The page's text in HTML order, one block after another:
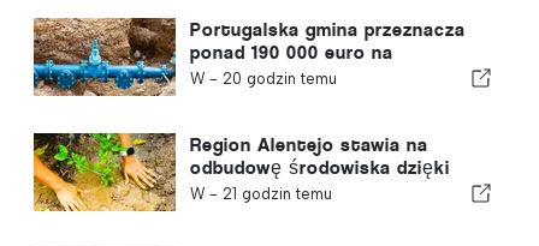
Portugalska gmina przeznacza
ponad 190 000 euro na
zaopatrzenie w wodę
W - 20 godzin temu
Region Alentejo stawia na
odbudowę środowiska dzięki
funduszom europejskim
W - 21 godzin temu